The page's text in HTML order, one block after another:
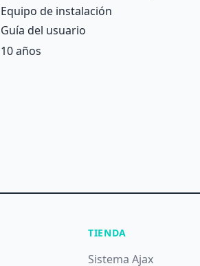
Equipo de instalación
Guía del usuario
10 años
TIENDA
Sistema Ajax